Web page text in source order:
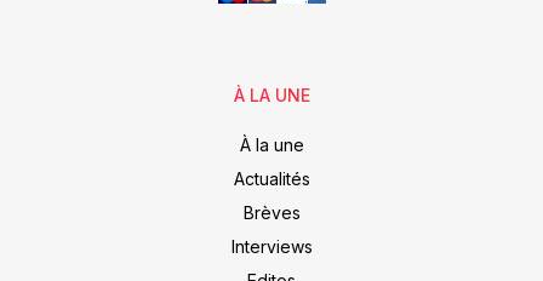
À LA UNE
À la une
Actualités
Brèves
Interviews